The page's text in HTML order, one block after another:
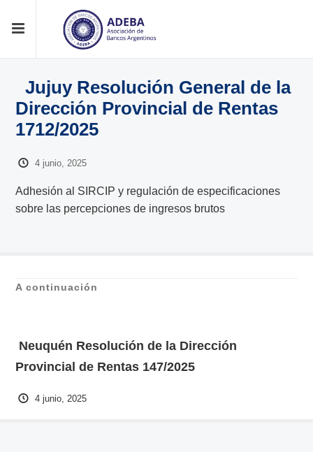
Jujuy Resolución General de la
Dirección Provincial de Rentas
1712/2025
4 junio, 2025
Adhesión al SIRCIP y regulación de especificaciones
sobre las percepciones de ingresos brutos
A continuación
Neuquén Resolución de la Dirección
Provincial de Rentas 147/2025
4 junio, 2025